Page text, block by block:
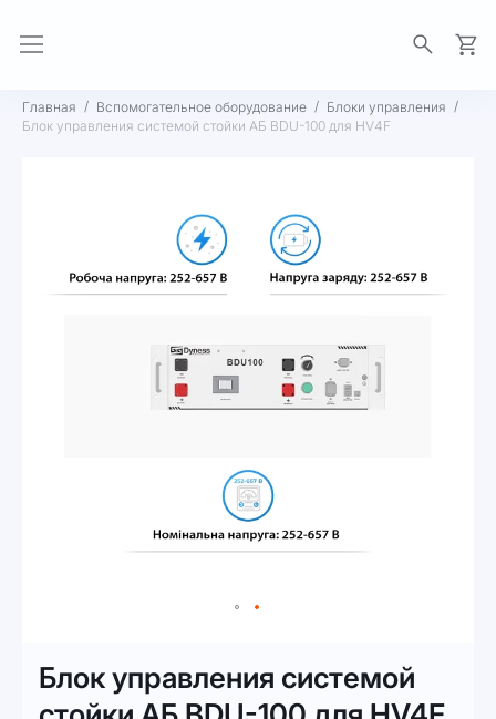
Главная Вспомогательное оборудование
Блоки управления
Блок управления системой стойки АБ BDU-100 для HV4F
галереям
изображений
началу
галереи
Блок управления системой